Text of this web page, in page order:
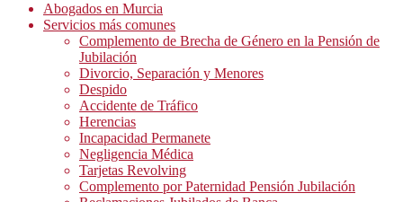
Abogados en Murcia
Servicios más comunes
Complemento de Brecha de Género en la Pensión de
Jubilación
Divorcio, Separación y Menores
Despido
Accidente de Tráfico
Herencias
Incapacidad Permanete
Negligencia Médica
Tarjetas Revolving
Complemento por Paternidad Pensión Jubilación